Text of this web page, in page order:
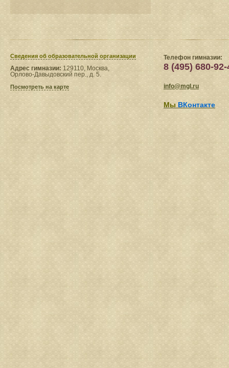
Сведения​ об образовательной организации
Адрес гимназии: 129110, Москва,
Орлово-Давыдовский пер., д. 5.
Посмотреть на карте
Телефон гимназии:
8 (495) 680-92-
info@mgl.ru
Мы ВКонтакте